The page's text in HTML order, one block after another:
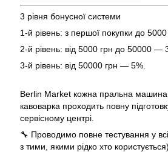
3 рівня бонусної системи
1-й рівень: з першої покупки до
2-й рівень: від 5000 грн до 50000 —
3-й рівень: від 50000 грн — 5%.
Berlin Market кожна пральна
кавоварка проходить повну
сервісному центрі.
🔧 Проводимо повне тестування у
з тими, якими рідко хто користується).